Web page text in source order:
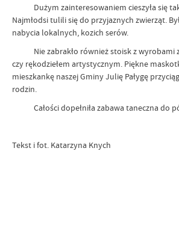
Dużym zainteresowaniem cieszyła się
Najmłodsi tulili się do przyjaznych zwierząt.
nabycia lokalnych, kozich serów.
Nie zabrakło również stoisk z wyrobami
czy rękodziełem artystycznym. Piękne
mieszkankę naszej Gminy Julię Pałygę
rodzin.
Całości dopełniła zabawa taneczna do
Tekst i fot. Katarzyna Knych